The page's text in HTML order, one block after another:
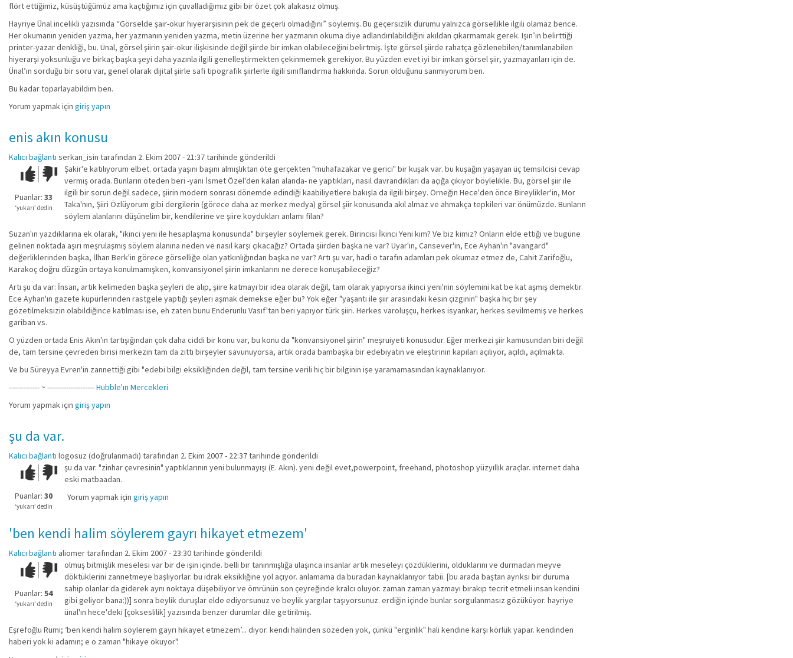
flört ettiğimiz, küsüştüğümüz ama kaçtığımız için çuvalladığımız gibi bir özet çok alakasız olmuş.
Hayriye Ünal incelikli yazısında “Görselde şair-okur hiyerarşisinin pek de geçerli olmadığını” söylemiş. Bu geçersizlik durumu yalnızca görsellikle ilgili olamaz bence.
Her okumanın yeniden yazma, her yazmanın yeniden yazma, metin üzerine her yazmanın okuma diye adlandırılabildiğini akıldan çıkarmamak gerek. Işın’ın belirttiği
printer-yazar denkliği, bu. Ünal, görsel şiirin şair-okur ilişkisinde değil şiirde bir imkan olabileceğini belirtmiş. İşte görsel şiirde rahatça gözlenebilen/tanımlanabilen
hiyerarşi yoksunluğu ve birkaç başka şeyi daha yazınla ilgili genelleştirmekten çekinmemek gerekiyor. Bu yüzden evet iyi bir imkan görsel şiir, yazmayanları için de.
Ünal’ın sorduğu bir soru var, genel olarak dijital şiirle safi tipografik şiirlerle ilgili sınıflandırma hakkında. Sorun olduğunu sanmıyorum ben.
Bu kadar toparlayabildim ben.
Yorum yapmak için giriş yapın
enis akın konusu
Kalıcı bağlantı serkan_isin tarafından 2. Ekim 2007 - 21:37 tarihinde gönderildi
Çok iyi!O
kadar
iyi
değil!
Puanlar: 33
‘yukarı’ dedin
Şakir'e katılıyorum elbet. ortada yaşını başını almışlıktan öte gerçekten "muhafazakar ve gerici" bir kuşak var. bu kuşağın yaşayan üç temsilcisi cevap
vermiş orada. Bunların öteden beri -yani İsmet Özel'den kalan alanda- ne yaptıkları, nasıl davrandıkları da açığa çıkıyor böylelikle. Bu, görsel şiir ile
ilgili bir sorun değil sadece, şiirin modern sonrası dönemde edindiği kaabiliyetlere bakışla da ilgili birşey. Örneğin Hece'den önce Bireylikler'in, Mor
Taka'nın, Şiiri Özlüyorum gibi dergilerin (görece daha az merkez medya) görsel şiir konusunda akıl almaz ve ahmakça tepkileri var önümüzde. Bunların
söylem alanlarını düşünelim bir, kendilerine ve şiire koydukları anlamı filan?
Suzan'ın yazdıklarına ek olarak, "ikinci yeni ile hesaplaşma konusunda" birşeyler söylemek gerek. Birincisi İkinci Yeni kim? Ve biz kimiz? Onların elde ettiği ve bugüne
gelinen noktada aşırı meşrulaşmış söylem alanına neden ve nasıl karşı çıkacağız? Ortada şiirden başka ne var? Uyar'ın, Cansever'in, Ece Ayhan'ın "avangard"
değerliklerinden başka, İlhan Berk'in görece görselliğe olan yatkınlığından başka ne var? Artı şu var, hadi o tarafın adamları pek okumaz etmez de, Cahit Zarifoğlu,
Karakoç doğru düzgün ortaya konulmamışken, konvansiyonel şiirin imkanlarını ne derece konuşabileceğiz?
Artı şu da var: İnsan, artık kelimeden başka şeyleri de alıp, şiire katmayı bir idea olarak değil, tam olarak yapıyorsa ikinci yeni'nin söylemini kat be kat aşmış demektir.
Ece Ayhan'ın gazete küpürlerinden rastgele yaptığı şeyleri aşmak demekse eğer bu? Yok eğer "yaşantı ile şiir arasındaki kesin çizginin" başka hiç bir şey
gözetilmeksizin olabildiğince katılması ise, eh zaten bunu Enderunlu Vasıf'tan beri yapıyor türk şiiri. Herkes varoluşçu, herkes isyankar, herkes sevilmemiş ve herkes
gariban vs.
O yüzden ortada Enis Akın'ın tartışığından çok daha ciddi bir konu var, bu konu da "konvansiyonel şiirin" meşruiyeti konusudur. Eğer merkezi şiir kamusundan biri değil
de, tam tersine çevreden birisi merkezin tam da zıttı birşeyler savunuyorsa, artık orada bambaşka bir edebiyatın ve eleştirinin kapıları açılıyor, açıldı, açılmakta.
Ve bu Süreyya Evren'in zannettiği gibi "edebi bilgi eksikliğinden değil, tam tersine verili hiç bir bilginin işe yaramamasından kaynaklanıyor.
------------- ~ --------------------Hubble'ın Mercekleri
Yorum yapmak için giriş yapın
şu da var.
Kalıcı bağlantı logosuz (doğrulanmadı) tarafından 2. Ekim 2007 - 22:37 tarihinde gönderildi
Çok iyi!O
kadar
iyi
değil!
Puanlar: 30
‘yukarı’ dedin
şu da var. "zinhar çevresinin" yaptıklarının yeni bulunmayışı (E. Akın). yeni değil evet,powerpoint, freehand, photoshop yüzyıllık araçlar. internet daha
eski matbaadan.
Yorum yapmak için giriş yapın
'ben kendi halim söylerem gayrı hikayet etmezem'
Kalıcı bağlantı aliomertarafından 2. Ekim 2007 - 23:30 tarihinde gönderildi
Çok iyi!O
kadar
iyi
değil!
Puanlar: 54
‘yukarı’ dedin
olmuş bitmişlik meselesi var bir de işin içinde. belli bir tanınmışlığa ulaşınca insanlar artık meseleyi çözdüklerini, olduklarını ve durmadan meyve
döktüklerini zannetmeye başlıyorlar. bu idrak eksikliğine yol açıyor. anlamama da buradan kaynaklanıyor tabii. [bu arada baştan ayrıksı bir duruma
sahip olanlar da giderek aynı noktaya düşebiliyor ve ömrünün son çeyreğinde kralcı oluyor. zaman zaman yazmayı bırakıp tecrit etmeli insan kendini
gibi geliyor bana:))] sonra beylik duruşlar elde ediyorsunuz ve beylik yargılar taşıyorsunuz. erdiğin içinde bunlar sorgulanmasız gözüküyor. hayriye
ünal'ın hece'deki [çokseslilik] yazısında benzer durumlar dile getirilmiş.
Eşrefoğlu Rumi; ‘ben kendi halim söylerem gayrı hikayet etmezem’... diyor. kendi halinden sözeden yok, çünkü "erginlik" hali kendine karşı körlük yapar. kendinden
haberi yok ki adamın; e o zaman "hikaye okuyor".